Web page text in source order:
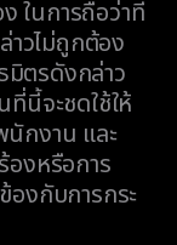
ในการถือว่าที่
วไม่ถูกต้อง
มิตรดังกล่าว
นี้จะชดใช้ให้
กงาน และ
องหรือการ
องกับการกระ